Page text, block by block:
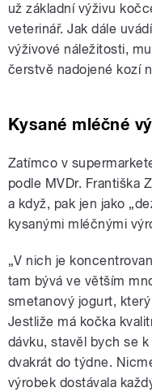
už základní výživu
veterinář. Jak dále
výživové náležitosti,
čerstvě nadojené kozí
Kysané mléčné
Zatímco v
podle MVDr. Františka
a když, pak jen jako
kysanými mléčnými
„V nich je
tam bývá ve větším
smetanový jogurt,
Jestliže má kočka
dávku, stavěl bych se
dvakrát do týdne.
výrobek dostávala